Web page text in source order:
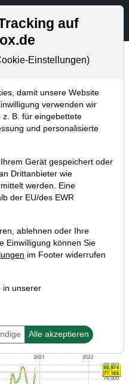
Aktien- und Artikelsuche
Einstieg
Zu
sie zurücklaufen!
auf
Einstellungen)
damit unsere Website
verwenden wir
B. für eingebettete
und personalisierte
Gerät gespeichert oder
Drittanbieter wie
werden. Eine
der EU/des EWR
ablehnen oder Ihre
Einwilligung können Sie
im Footer widerrufen
in unserer
Alle akzeptieren